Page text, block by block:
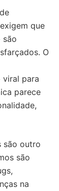
que
são
O
viral para
parece
são outro
são
na